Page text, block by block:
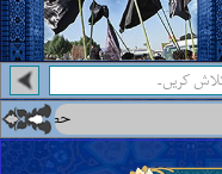
حضرت علّامہ منصور ہاشمی خراسانی